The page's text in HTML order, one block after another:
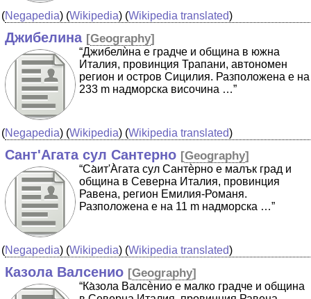
(Negapedia) (Wikipedia) (Wikipedia translated)
Джибелина [Geography]
“Джибелѝна е градче и община в южна
Италия, провинция Трапани, автономен
регион и остров Сицилия. Разположена е на
233 m надморска височина …”
(Negapedia) (Wikipedia) (Wikipedia translated)
Сант'Агата сул Сантерно [Geography]
“Cа̀ит'А̀гата сул Сантѐрно е малък град и
община в Северна Италия, провинция
Равена, регион Емилия-Романя.
Разположена е на 11 m надморска …”
(Negapedia) (Wikipedia) (Wikipedia translated)
Казола Валсенио [Geography]
“Ка̀зола Валсѐнио е малко градче и община